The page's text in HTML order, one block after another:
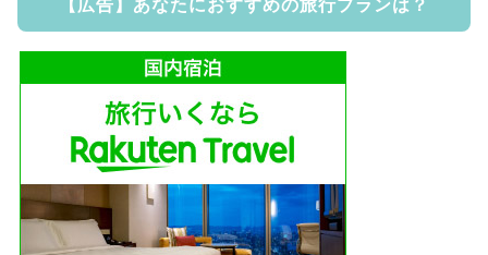
【広告】あなたにおすすめの旅行プランは？